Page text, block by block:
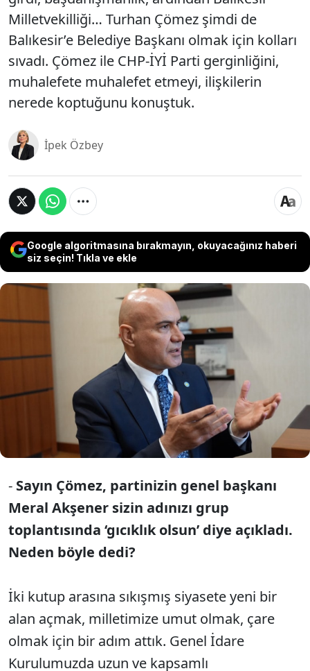
Milletvekilliği… Turhan Çömez şimdi de
Balıkesir’e Belediye Başkanı olmak için kolları
sıvadı. Çömez ile CHP-İYİ Parti gerginliğini,
muhalefete muhalefet etmeyi, ilişkilerin
nerede koptuğunu konuştuk.
İpek Özbey
Google algoritmasına bırakmayın, okuyacağınız haberi
siz seçin! Tıkla ve ekle
Uzun yıllar Cumhurbaşkanı Recep Tayyip Erdoğan’ın
özel kalem müdürlüğünü yaptı, doktoru oldu.
AKP’nin milletvekiliydi. Sonra kopuş yaşadı,
Ergenekon’dan yargılandı, İngiltere’ye gitti. Döndü,
İYİ Parti’den siyasete girdi, başdanışmanlık,
ardından Balıkesir Milletvekilliği… Turhan Çömez
şimdi de Balıkesir’e Belediye Başkanı olmak için
kolları sıvadı. Çömez ile CHP-İYİ Parti gerginliğini,
muhalefete muhalefet etmeyi, ilişkilerin nerede
koptuğunu konuştuk.
- Sayın Çömez, partinizin genel başkanı
Meral Akşener sizin adınızı grup
toplantısında ‘gıcıklık olsun’ diye açıkladı.
Neden böyle dedi?
İki kutup arasına sıkışmış siyasete yeni bir
alan açmak, milletimize umut olmak, çare
olmak için bir adım attık. Genel İdare
Kurulumuzda uzun ve kapsamlı